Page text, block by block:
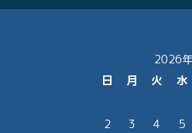
2026
日
月 火 水
2
3 4 5